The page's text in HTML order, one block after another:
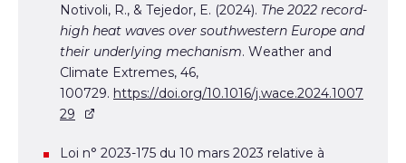
Notivoli, R., & Tejedor, E. (2024). The 2022 record-
high heat waves over southwestern Europe and
their underlying mechanism. Weather and
Climate Extremes, 46,
100729. https://doi.org/10.1016/j.wace.2024.1007
29
Loi n° 2023-175 du 10 mars 2023 relative à